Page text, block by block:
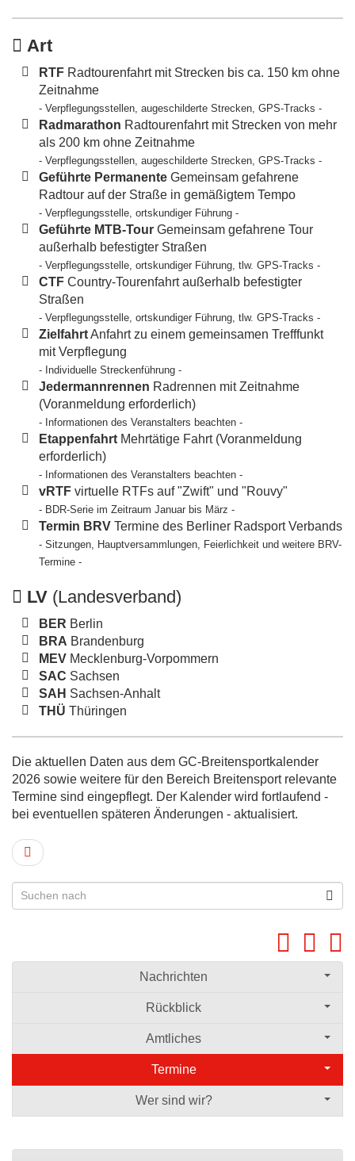
Art
RTF Radtourenfahrt mit Strecken bis ca. 150 km ohne
Zeitnahme
- Verpflegungsstellen, augeschilderte Strecken, GPS-Tracks -
Radmarathon Radtourenfahrt mit Strecken von mehr
als 200 km ohne Zeitnahme
- Verpflegungsstellen, augeschilderte Strecken, GPS-Tracks -
Geführte Permanente Gemeinsam gefahrene
Radtour auf der Straße in gemäßigtem Tempo
- Verpflegungsstelle, ortskundiger Führung -
Geführte MTB-Tour Gemeinsam gefahrene Tour
außerhalb befestigter Straßen
- Verpflegungsstelle, ortskundiger Führung, tlw. GPS-Tracks -
CTF Country-Tourenfahrt außerhalb befestigter
Straßen
- Verpflegungsstelle, ortskundiger Führung, tlw. GPS-Tracks -
ZielfahrtAnfahrt zu einem gemeinsamen Trefffunkt
mit Verpflegung
- Individuelle Streckenführung -
Jedermannrennen Radrennen mit Zeitnahme
(Voranmeldung erforderlich)
- Informationen des Veranstalters beachten -
Etappenfahrt Mehrtätige Fahrt (Voranmeldung
erforderlich)
- Informationen des Veranstalters beachten -
vRTF virtuelle RTFs auf "Zwift" und "Rouvy"
- BDR-Serie im Zeitraum Januar bis März -
Termin BRV Termine des Berliner Radsport Verbands
- Sitzungen, Hauptversammlungen, Feierlichkeit und weitere BRV-
Termine -
LV (Landesverband)
BER Berlin
BRA Brandenburg
MEV Mecklenburg-Vorpommern
SAC Sachsen
SAH Sachsen-Anhalt
THÜ Thüringen
Die aktuellen Daten aus dem GC-Breitensportkalender
2026 sowie weitere für den Bereich Breitensport relevante
Termine sind eingepflegt. Der Kalender wird fortlaufend -
bei eventuellen späteren Änderungen - aktualisiert.
Nachrichten
Rückblick
Amtliches
Termine
Wer sind wir?